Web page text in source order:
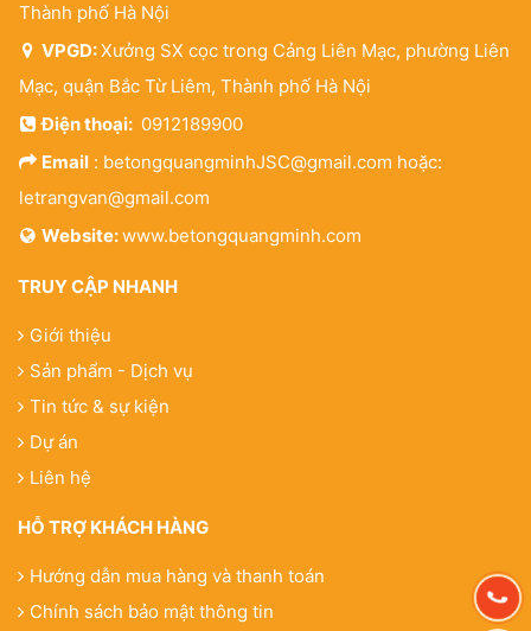
Thành phố Hà Nội
VPGD:Xưởng SX cọc trong Cảng Liên Mạc, phường Liên
Mạc, quận Bắc Từ Liêm, Thành phố Hà Nội
Điện thoại: 0912189900
Email : betongquangminhJSC@gmail.com hoặc:
letrangvan@gmail.com
Website:www.betongquangminh.com
TRUY CẬP NHANH
Giới thiệu
Sản phẩm - Dịch vụ
Tin tức & sự kiện
Dự án
Liên hệ
HỖ TRỢ KHÁCH HÀNG
Hướng dẫn mua hàng và thanh toán
Chính sách bảo mật thông tin